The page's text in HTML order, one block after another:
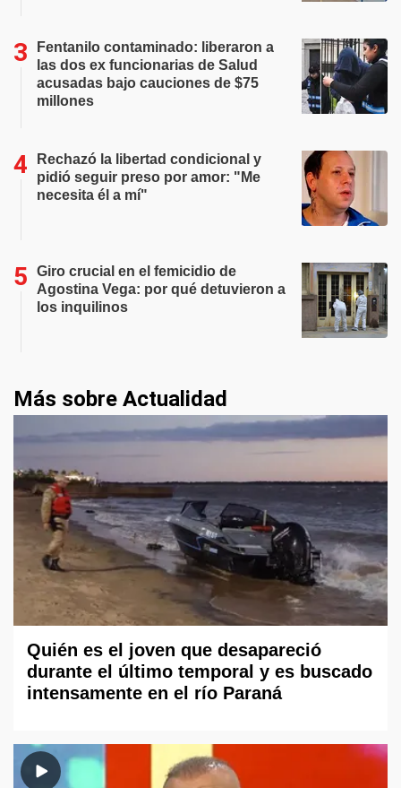
Fentanilo contaminado: liberaron a
las dos ex funcionarias de Salud
acusadas bajo cauciones de $75
millones
Rechazó la libertad condicional y
pidió seguir preso por amor: "Me
necesita él a mí"
Giro crucial en el femicidio de
Agostina Vega: por qué detuvieron a
los inquilinos
Más sobre Actualidad
Quién es el joven que desapareció
durante el último temporal y es buscado
intensamente en el río Paraná